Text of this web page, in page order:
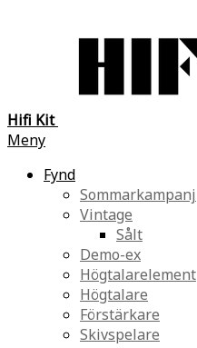
Hifi Kit
Meny
Fynd
Sommarkampanj
Vintage
Sålt
Demo-ex
Högtalarelement
Högtalare
Förstärkare
Skivspelare